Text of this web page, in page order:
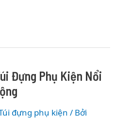
Đựng Phụ Kiện Nổi
đựng phụ kiện / Bởi